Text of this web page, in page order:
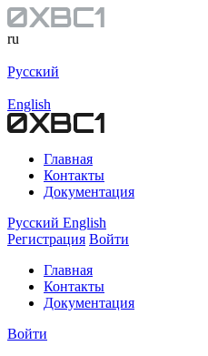
ru
Русский
English
Главная
Контакты
Документация
Русский English
Регистрация Войти
Главная
Контакты
Документация
Войти